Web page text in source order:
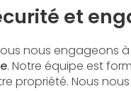
et
nous engageons
. Notre équipe est
propriété. Nous